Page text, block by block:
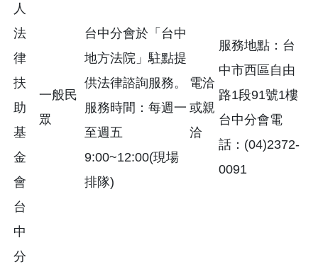
人
法
律
扶
助
基
金
會
台
中
分
一般民
眾
台中分會於「台中
地方法院」駐點提
供法律諮詢服務。
服務時間：每週一
至週五
9:00~12:00(現場
排隊)
電洽
或親
洽
服務地點：台
中市西區自由
路1段91號1樓
台中分會電
話：(04)2372-
0091